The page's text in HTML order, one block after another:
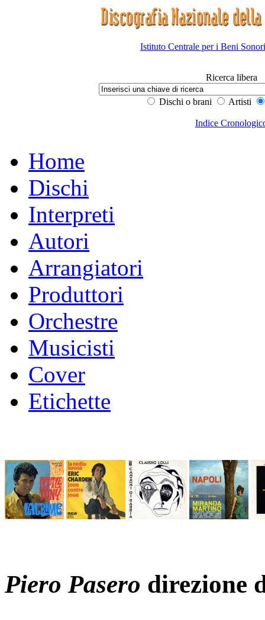
Istituto Centrale per i Beni
Ricerca libera
Dischi o brani Artisti
Indice
Home
Dischi
Interpreti
Autori
Arrangiatori
Produttori
Orchestre
Musicisti
Cover
Etichette
Piero Pasero direzione